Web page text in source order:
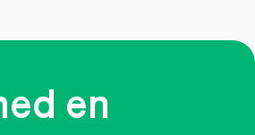
en